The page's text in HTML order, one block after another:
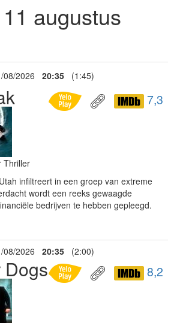
augustus
08/2026 20:35 (1:45)
7,3
Thriller
infiltreert in een groep van extreme
wordt een reeks gewaagde
bedrijven te hebben gepleegd.
08/2026 20:35 (2:00)
8,2